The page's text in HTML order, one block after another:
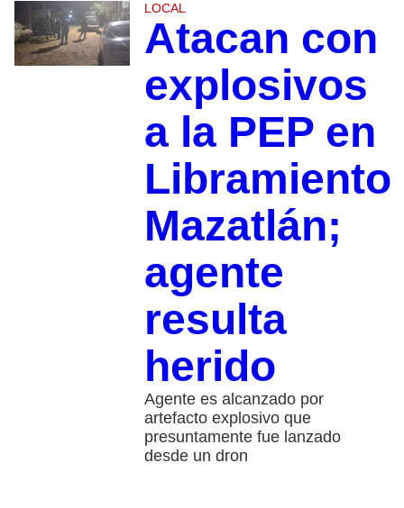
LOCAL
Atacan con
explosivos
a la PEP en
Libramiento
Mazatlán;
agente
resulta
herido
Agente es alcanzado por
artefacto explosivo que
presuntamente fue lanzado
desde un dron